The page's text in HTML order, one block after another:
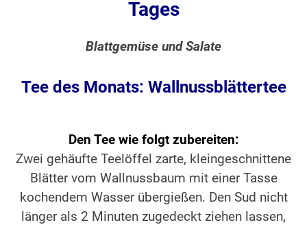
Tages
Blattgemüse und Salate
Tee des Monats: Wallnussblättertee
Den Tee wie folgt zubereiten:
Zwei gehäufte Teelöffel zarte, kleingeschnittene
Blätter vom Wallnussbaum mit einer Tasse
kochendem Wasser übergießen. Den Sud nicht
länger als 2 Minuten zugedeckt ziehen lassen,